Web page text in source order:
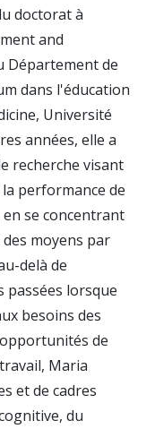
doctorat à
and
Département de
dans l'éducation
Université
années, elle a
recherche visant
performance de
se concentrant
moyens par
delà de
passées lorsque
besoins des
de
Maria
et de cadres
du